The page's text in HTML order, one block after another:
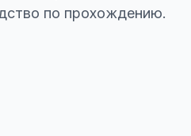
по прохождению.